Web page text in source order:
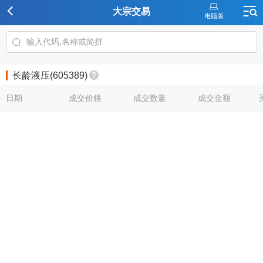
大宗交易
长龄液压(605389)
日期 成交价格 成交数量 成交金额